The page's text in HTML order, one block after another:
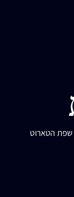
שפת הטארוט